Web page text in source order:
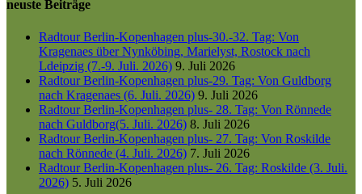
neuste Beiträge
Radtour Berlin-Kopenhagen plus-30.-32. Tag: Von
Kragenaes über Nynköbing, Marielyst, Rostock nach
Ldeipzig (7.-9. Juli. 2026) 9. Juli 2026
Radtour Berlin-Kopenhagen plus-29. Tag: Von Guldborg
nach Kragenaes (6. Juli. 2026) 9. Juli 2026
Radtour Berlin-Kopenhagen plus- 28. Tag: Von Rönnede
nach Guldborg(5. Juli. 2026) 8. Juli 2026
Radtour Berlin-Kopenhagen plus- 27. Tag: Von Roskilde
nach Rönnede (4. Juli. 2026) 7. Juli 2026
Radtour Berlin-Kopenhagen plus- 26. Tag: Roskilde (3. Juli.
2026) 5. Juli 2026